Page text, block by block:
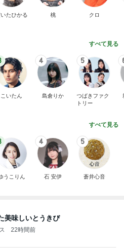
たひかる 桃 クロ
すべて見る
こいたん
4
島倉りか
5
つばきファク
トリー
すべて見る
うこりん
4
石 安伊
5
蒼井心音
美味しいとうきび
22時間前